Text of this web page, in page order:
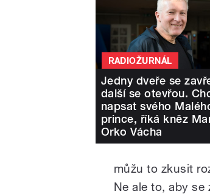
RADIOŽURNÁL
Jedny dveře se
další se otevřou.
napsat svého
prince, říká kněz
Orko Vácha
můžu to zkusit
Ne ale to, aby se